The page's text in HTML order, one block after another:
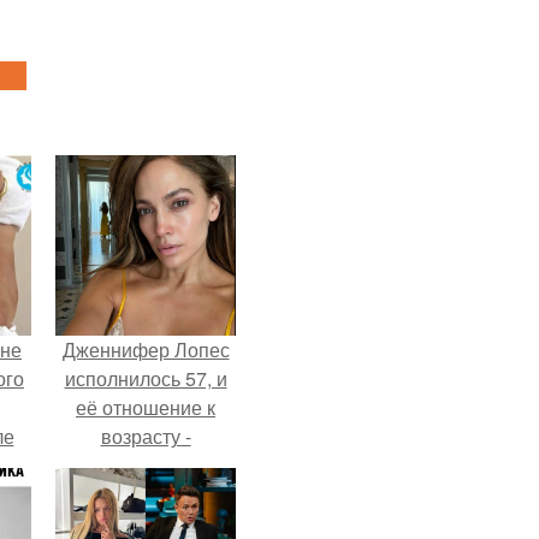
Дженнифер Лопес
исполнилось 57, и
её отношение к
возрасту -
настоящий
манифест
уверенности: "не